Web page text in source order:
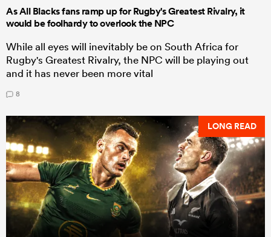
As All Blacks fans ramp up for Rugby's Greatest Rivalry, it
would be foolhardy to overlook the NPC
While all eyes will inevitably be on South Africa for
Rugby's Greatest Rivalry, the NPC will be playing out
and it has never been more vital
8
LONG READ